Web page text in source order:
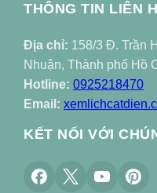
THÔNG TIN LIÊN
Địa chỉ: 158/3 Đ. Trần
Nhuận, Thành phố Hồ
Hotline: 0925218470
Email:
KẾT NỐI VỚI